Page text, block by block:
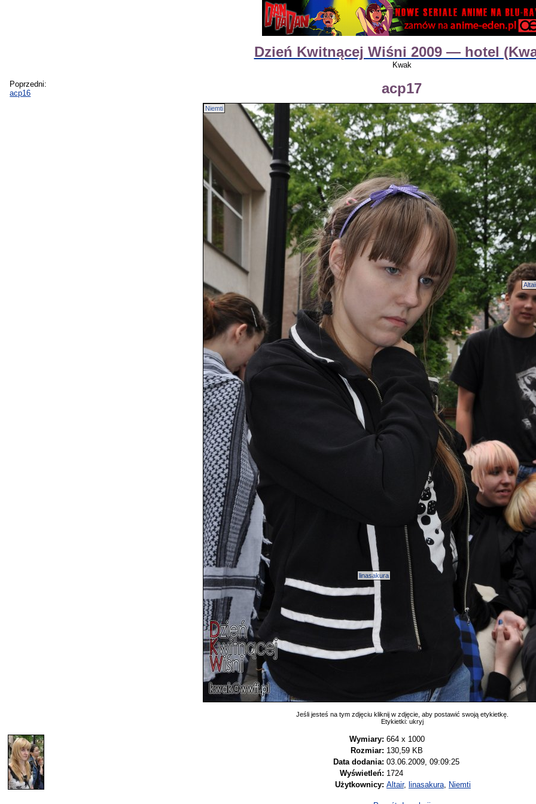
Dzień Kwitnącej Wiśni 2009 — hotel
Kwak
Poprzedni:
acp16
acp17
linasakura
Niemti
Jeśli jesteś na tym zdjęciu kliknij w zdjęcie, aby postawić swoją etykietkę.
Etykietki: ukryj
Wymiary: 664 x 1000
Rozmiar: 130,59 KB
Data dodania: 03.06.2009, 09:09:25
Wyświetleń: 1724
Użytkownicy: Altair, linasakura Niemti